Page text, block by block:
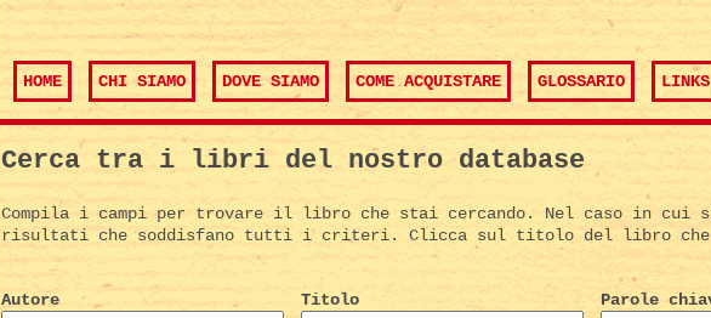
HOME CHI SIAMO DOVE SIAMO COME ACQUISTARE GLOSSARIO LINKS
Cerca tra i libri del nostro database
Compila i campi per trovare il libro che stai cercando. Nel caso in
risultati che soddisfano tutti i criteri. Clicca sul titolo del libro che
Autore Titolo Parole